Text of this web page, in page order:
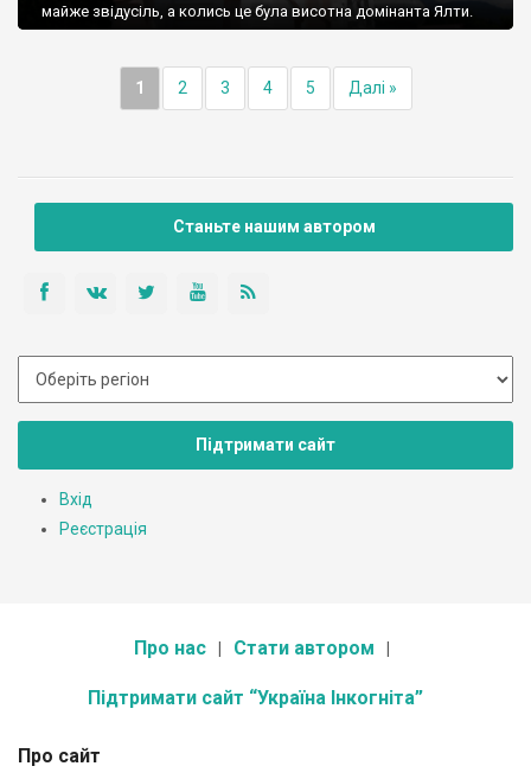
майже звідусіль, а колись це була висотна домінанта Ялти.
1 2 3 4 5 Далі »
Станьте нашим автором
Підтримати сайт
Вхід
Реєстрація
Про нас Стати автором
Підтримати сайт “Україна Інкогніта”
Про сайт